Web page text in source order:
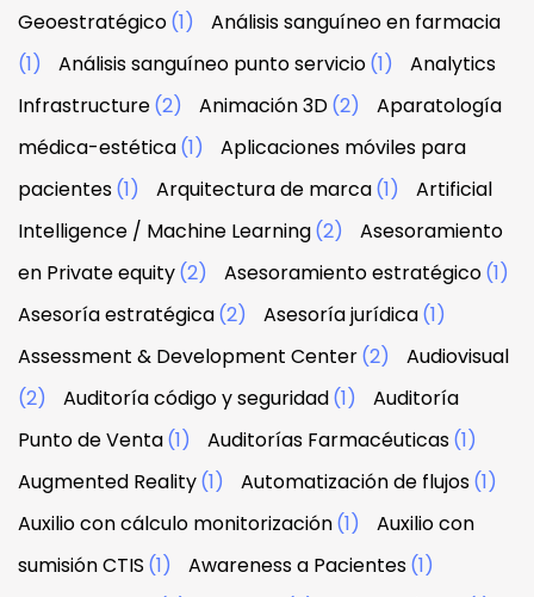
Geoestratégico(1)
Análisis sanguíneo en farmacia
(1)
Análisis sanguíneo punto servicio(1)
Analytics
Infrastructure(2) Animación 3D(2)
Aparatología
médica-estética(1)
Aplicaciones móviles para
pacientes(1) Arquitectura de marca(1)
Artificial
Intelligence / Machine Learning(2)
Asesoramiento
en Private equity(2) Asesoramiento estratégico(1)
Asesoría estratégica(2) Asesoría jurídica(1)
Assessment & Development Center(2)
Audiovisual
(2)
Auditoría código y seguridad(1)
Auditoría
Punto de Venta(1) Auditorías Farmacéuticas(1)
Augmented Reality(1) Automatización de flujos(1)
Auxilio con cálculo monitorización(1)
Auxilio con
sumisión CTIS (1) Awareness a Pacientes(1)